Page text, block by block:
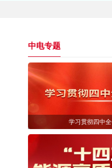
中电专题
学习贯彻四中